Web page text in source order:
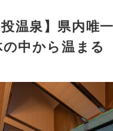
温泉】県内唯
中から温まる